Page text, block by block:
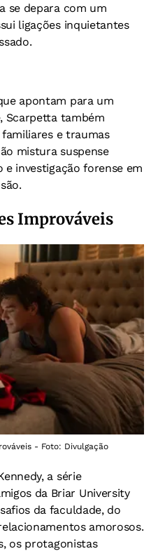
se depara com um
ligações inquietantes
apontam para um
Scarpetta também
e traumas
mistura suspense
investigação forense em
Improváveis
- Foto: Divulgação
a série
da Briar University
da faculdade, do
amorosos.
os protagonistas